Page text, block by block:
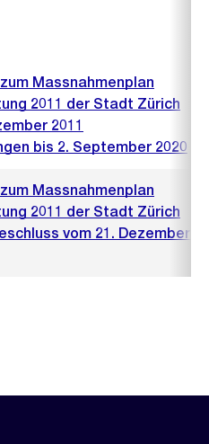
Massnahmenplan
2011 der Stadt Zürich
2011
bis 2. September 2020
Massnahmenplan
2011 der Stadt Zürich
vom 21. Dezember